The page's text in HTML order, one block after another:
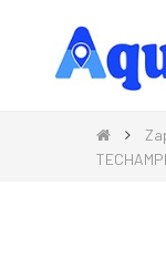
Compra